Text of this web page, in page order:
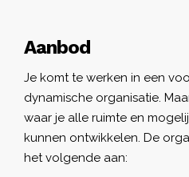
Aanbod
Je komt te werken in een
dynamische organisatie.
waar je alle ruimte en
kunnen ontwikkelen. De
het volgende aan: